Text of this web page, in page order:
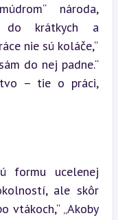
národa,
do krátkych a
nie sú koláče,“
do nej padne.“
– tie o práci,
formu ucelenej
ale skôr
vtákoch,“ „Akoby